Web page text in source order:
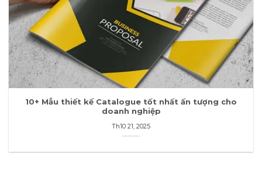
10+ Mẫu thiết kế Catalogue tốt nhất ấn tượng cho
doanh nghiệp
Th10 21, 2025